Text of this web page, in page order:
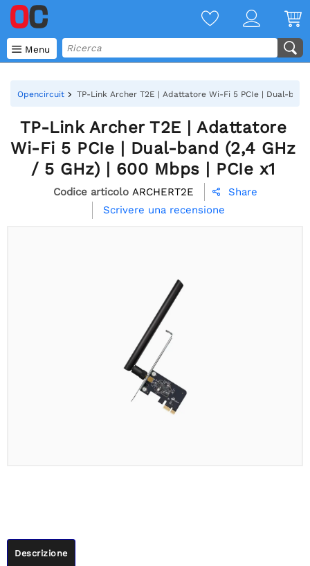
 Menu
Opencircuit TP-Link Archer T2E | Adattatore Wi-Fi 5 PCIe | Dual-
TP-Link Archer T2E | Adattatore
Wi-Fi 5 PCIe | Dual-band (2,4 GHz
/ 5 GHz) | 600 Mbps | PCIe x1
Codice articolo ARCHERT2E 
Share
Scrivere una recensione
Descrizione